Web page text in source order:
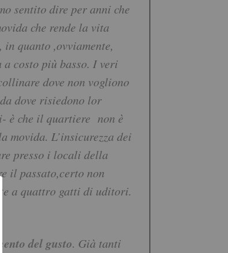
sentito dire per anni che
che rende la vita
quanto ,ovviamente,
costo più basso. I veri
dove non vogliono
dove risiedono lor
è che il quartiere non è
L’insicurezza dei
presso i locali della
il passato,certo non
a quattro gatti di uditori.
del gusto. Già tanti